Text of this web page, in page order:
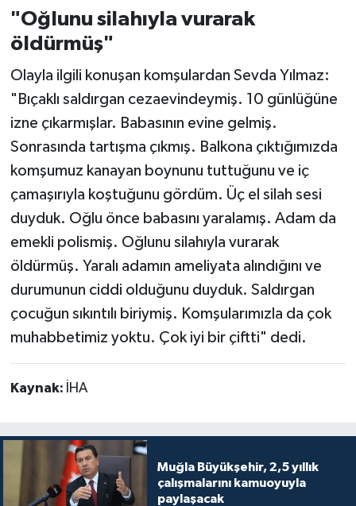
"Oğlunu silahıyla vurarak
öldürmüş"
Olayla ilgili konuşan komşulardan Sevda Yılmaz:
"Bıçaklı saldırgan cezaevindeymiş. 10 günlüğüne
izne çıkarmışlar. Babasının evine gelmiş.
Sonrasında tartışma çıkmış. Balkona çıktığımızda
komşumuz kanayan boynunu tuttuğunu ve iç
çamaşırıyla koştuğunu gördüm. Üç el silah sesi
duyduk. Oğlu önce babasını yaralamış. Adam da
emekli polismiş. Oğlunu silahıyla vurarak
öldürmüş. Yaralı adamın ameliyata alındığını ve
durumunun ciddi olduğunu duyduk. Saldırgan
çocuğun sıkıntılı biriymiş. Komşularımızla da çok
muhabbetimiz yoktu. Çok iyi bir çiftti" dedi.
Kaynak: İHA
Muğla Büyükşehir, 2,5 yıllık
çalışmalarını kamuoyuyla
paylaşacak